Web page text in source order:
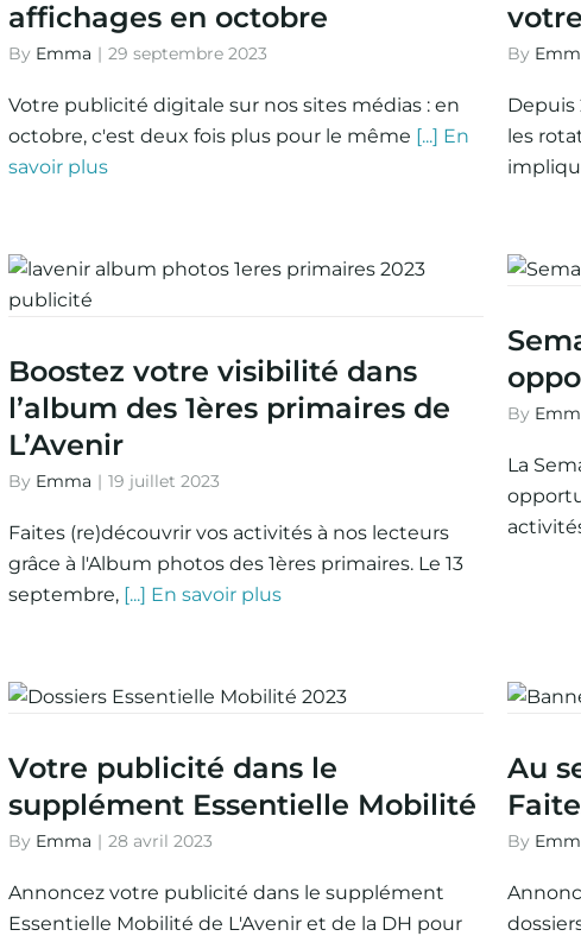
affichages en octobre
By Emma | 29 septembre 2023
Votre publicité digitale sur nos sites médias : en
octobre, c'est deux fois plus pour le même [...] En
savoir plus
By
Depuis
les
Boostez votre visibilité dans
l’album des 1ères primaires de
L’Avenir
By Emma | 19 juillet 2023
Faites (re)découvrir vos activités à nos lecteurs
grâce à l'Album photos des 1ères primaires. Le 13
septembre, [...] En savoir plus
By
La
Votre publicité dans le
supplément Essentielle Mobilité
By Emma | 28 avril 2023
Annoncez votre publicité dans le supplément
Essentielle Mobilité de L'Avenir et de la DH pour
Au
By